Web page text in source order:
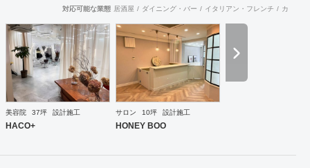
国語に堪能なスタッフたちが、海外から国内への出店をスム
工案件、設計＋造作物の案件、施工案件、造作物制作など、
多様な請負形態が可能です。工場では金属を中心にさまざま
な素材を用いた制作が可能で、例えば通常デザイン性とは無
縁な特定防火設備（鉄扉）などにも高いデザイン性を施すこ
とも可能です。 GRIDFRAME とりかえのきかない空間
https://gridframe.co.jp/ Synes(シネス) 霧のようなやわらか
な空間 http://synes.jp/ SOTOCHIKU 時間の蓄積を取り
込む空間 https://sotochiku.com/
対応可能な業態 居酒屋 ダイニング・バー イタリアン・フレンチ カフェ
美容院 37坪 設計施工
HACO+
サロン 10坪 設計施工
HONEY BOO